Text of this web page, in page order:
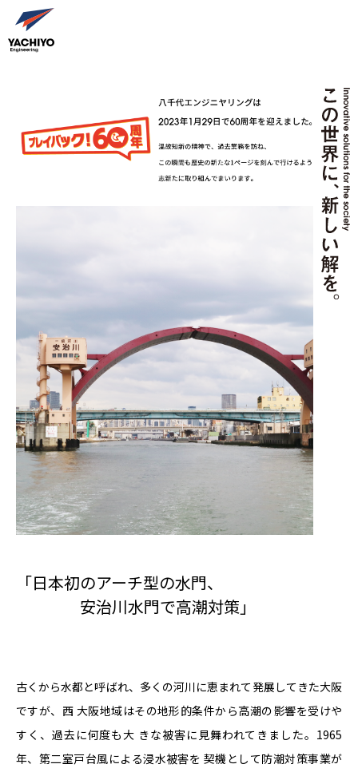
「日本初のアーチ型の水門、
安治川水門で高潮対策」
古くから水都と呼ばれ、多くの河川に恵まれて発展してきた大阪
ですが、西 大阪地域はその地形的条件から高潮の影響を受けや
すく、過去に何度も大 きな被害に見舞われてきました。1965
年、第二室戸台風による浸水被害を 契機として防潮対策事業が